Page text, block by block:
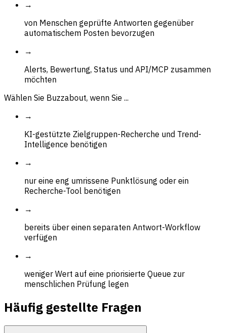
→
von Menschen geprüfte Antworten gegenüber
automatischem Posten bevorzugen
→
Alerts, Bewertung, Status und API/MCP zusammen
möchten
Wählen Sie Buzzabout, wenn Sie ...
→
KI-gestützte Zielgruppen-Recherche und Trend-
Intelligence benötigen
→
nur eine eng umrissene Punktlösung oder ein
Recherche-Tool benötigen
→
bereits über einen separaten Antwort-Workflow
verfügen
→
weniger Wert auf eine priorisierte Queue zur
menschlichen Prüfung legen
Häufig gestellte Fragen